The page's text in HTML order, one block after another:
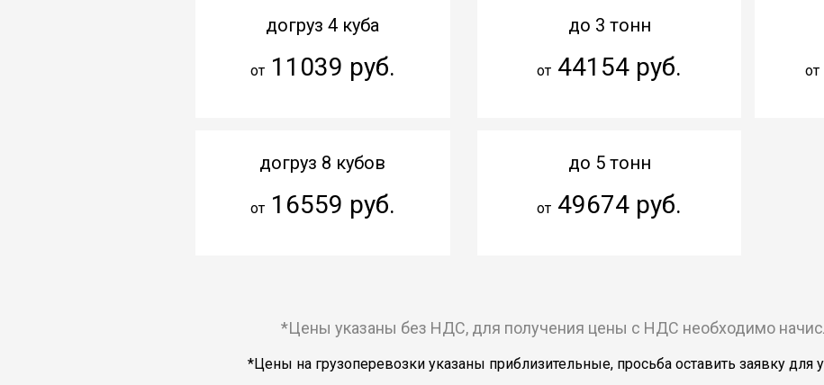
догруз 4 куба
от11039 руб.
догруз 8 кубов
от16559 руб.
до 3 тонн
от 44154 руб.
до 5 тонн
от 49674 руб.
от
*Цены указаны без НДС, для получения цены с НДС необходимо
*Цены на грузоперевозки указаны приблизительные, просьба оставить заявку для